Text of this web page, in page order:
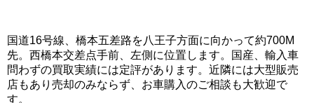
国道16号線、橋本五差路を八王子方面に向かって約700M
先。西橋本交差点手前、左側に位置します。国産、輸入車
問わずの買取実績には定評があります。近隣には大型販売
店もあり売却のみならず、お車購入のご相談も大歓迎で
す。